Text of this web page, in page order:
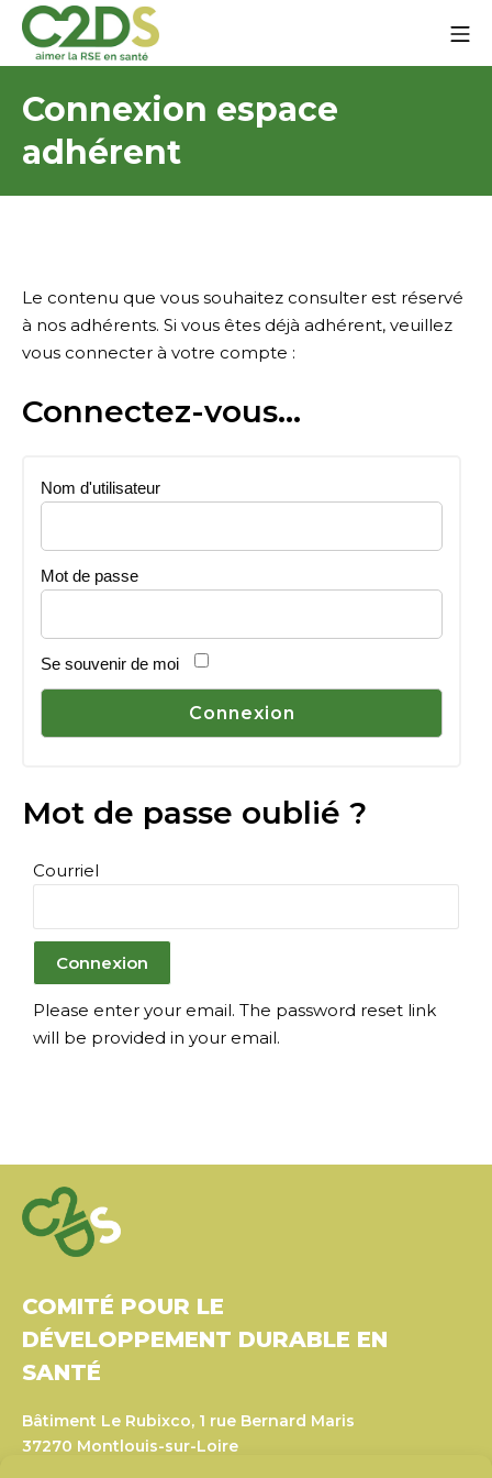
Aller
contenu
C2DS
Connexion espace
adhérent
Le contenu que vous souhaitez consulter est réservé
à nos adhérents. Si vous êtes déjà adhérent, veuillez
vous connecter à votre compte :
Connectez-vous...
Nom d'utilisateur
Mot de passe
Se souvenir de moi
Mot de passe oublié ?
Courriel
Please enter your email. The password reset link
will be provided in your email.
COMITÉ POUR LE
DÉVELOPPEMENT DURABLE EN
SANTÉ
Bâtiment Le Rubixco, 1 rue Bernard Maris
37270 Montlouis-sur-Loire